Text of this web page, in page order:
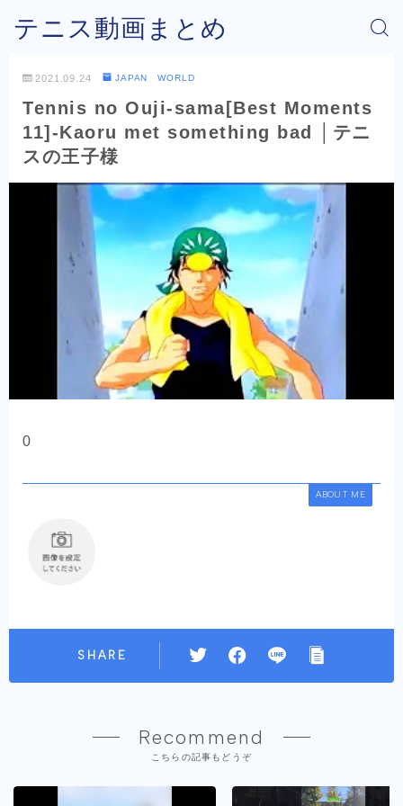
テニス動画まとめ
2021.09.24 JAPAN WORLD
Tennis no Ouji-sama[Best Moments
11]-Kaoru met something bad │テニ
スの王子様
0
ABOUT ME
SHARE
Recommend
こちらの記事もどうぞ